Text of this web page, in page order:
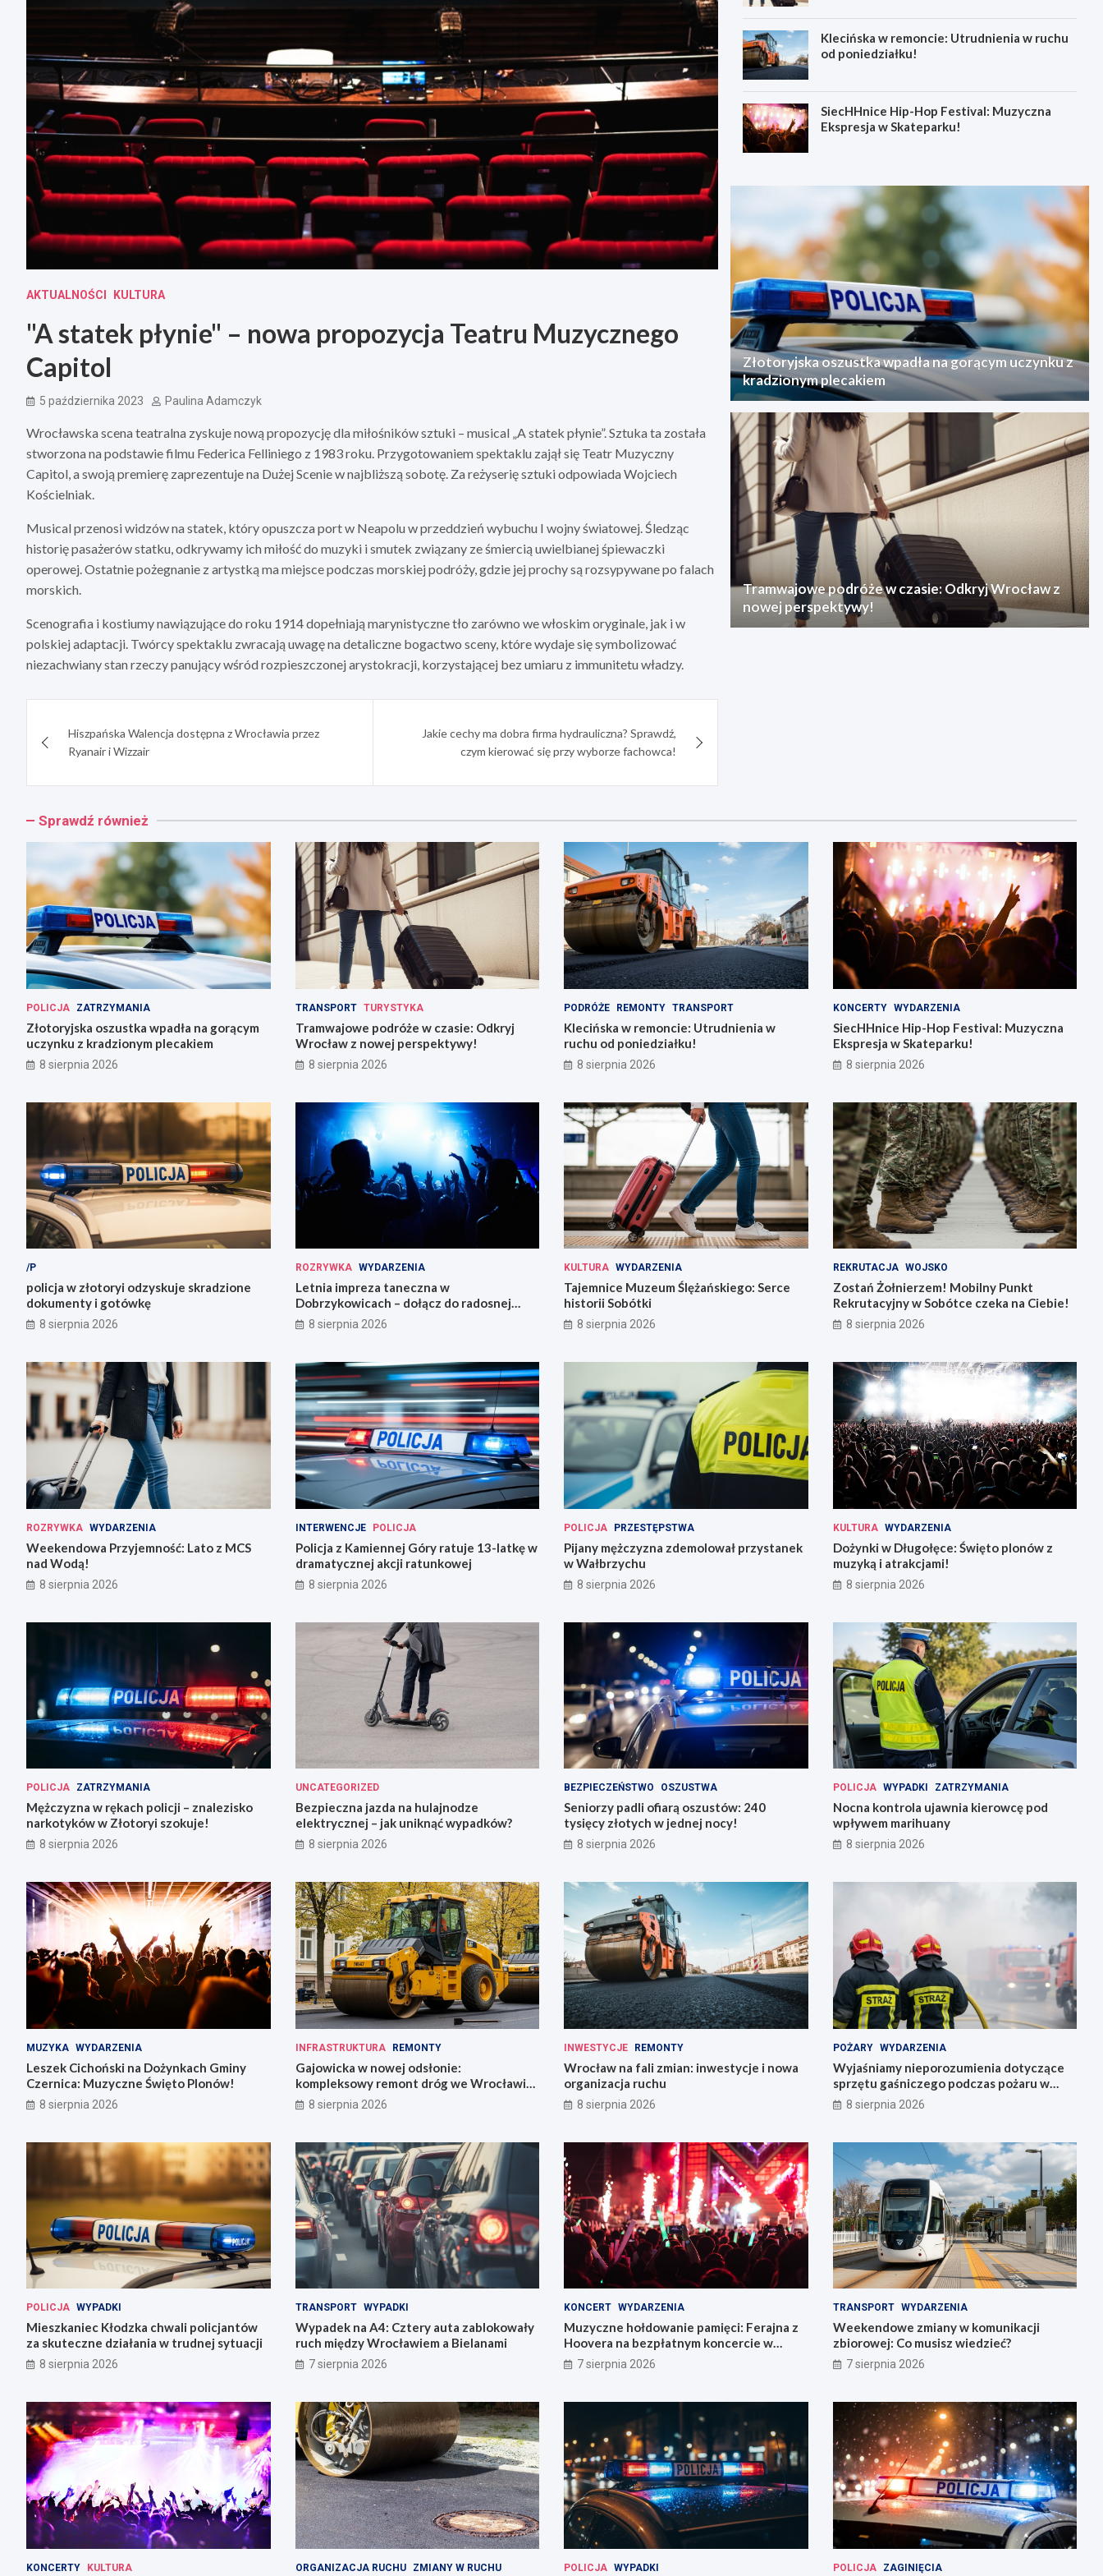
AKTUALNOŚCI KULTURA
"A statek płynie" – nowa propozycja Teatru Muzycznego
Capitol
5 października 2023 Paulina Adamczyk
Wrocławska scena teatralna zyskuje nową propozycję dla miłośników sztuki – musical „A statek płynie”. Sztuka ta została
stworzona na podstawie filmu Federica Felliniego z 1983 roku. Przygotowaniem spektaklu zajął się Teatr Muzyczny
Capitol, a swoją premierę zaprezentuje na Dużej Scenie w najbliższą sobotę. Za reżyserię sztuki odpowiada Wojciech
Kościelniak.
Musical przenosi widzów na statek, który opuszcza port w Neapolu w przeddzień wybuchu I wojny światowej. Śledząc
historię pasażerów statku, odkrywamy ich miłość do muzyki i smutek związany ze śmiercią uwielbianej śpiewaczki
operowej. Ostatnie pożegnanie z artystką ma miejsce podczas morskiej podróży, gdzie jej prochy są rozsypywane po falach
morskich.
Scenografia i kostiumy nawiązujące do roku 1914 dopełniają marynistyczne tło zarówno we włoskim oryginale, jak i w
polskiej adaptacji. Twórcy spektaklu zwracają uwagę na detaliczne bogactwo sceny, które wydaje się symbolizować
niezachwiany stan rzeczy panujący wśród rozpieszczonej arystokracji, korzystającej bez umiaru z immunitetu władzy.
wpisuHiszpańska Walencja dostępna z Wrocławia przez
Ryanair i Wizzair
Jakie cechy ma dobra firma hydrauliczna? Sprawdź,
czym kierować się przy wyborze fachowca!
Klecińska w remoncie: Utrudnienia w ruchu
od poniedziałku!
SiecHHnice Hip-Hop Festival: Muzyczna
Ekspresja w Skateparku!
Złotoryjska oszustka wpadła na gorącym uczynku z
kradzionym plecakiem
Tramwajowe podróże w czasie: Odkryj Wrocław z
nowej perspektywy!
Sprawdź również
POLICJA ZATRZYMANIA
Złotoryjska oszustka wpadła na gorącym
uczynku z kradzionym plecakiem
8 sierpnia 2026
TRANSPORT TURYSTYKA
Tramwajowe podróże w czasie: Odkryj
Wrocław z nowej perspektywy!
8 sierpnia 2026
PODRÓŻE REMONTY TRANSPORT
Klecińska w remoncie: Utrudnienia w
ruchu od poniedziałku!
8 sierpnia 2026
KONCERTY WYDARZENIA
SiecHHnice Hip-Hop Festival: Muzyczna
Ekspresja w Skateparku!
8 sierpnia 2026
/P
policja w złotoryi odzyskuje skradzione
dokumenty i gotówkę
8 sierpnia 2026
ROZRYWKA WYDARZENIA
Letnia impreza taneczna w
Dobrzykowicach – dołącz do radosnej
fety!8 sierpnia 2026
KULTURA WYDARZENIA
Tajemnice Muzeum Ślężańskiego: Serce
historii Sobótki
8 sierpnia 2026
REKRUTACJA WOJSKO
Zostań Żołnierzem! Mobilny Punkt
Rekrutacyjny w Sobótce czeka na Ciebie!
8 sierpnia 2026
ROZRYWKA WYDARZENIA
Weekendowa Przyjemność: Lato z MCS
nad Wodą!
8 sierpnia 2026
INTERWENCJE POLICJA
Policja z Kamiennej Góry ratuje 13-latkę w
dramatycznej akcji ratunkowej
8 sierpnia 2026
POLICJA PRZESTĘPSTWA
Pijany mężczyzna zdemolował przystanek
w Wałbrzychu
8 sierpnia 2026
KULTURA WYDARZENIA
Dożynki w Długołęce: Święto plonów z
muzyką i atrakcjami!
8 sierpnia 2026
POLICJA ZATRZYMANIA
Mężczyzna w rękach policji – znalezisko
narkotyków w Złotoryi szokuje!
8 sierpnia 2026
UNCATEGORIZED
Bezpieczna jazda na hulajnodze
elektrycznej – jak uniknąć wypadków?
8 sierpnia 2026
BEZPIECZEŃSTWO OSZUSTWA
Seniorzy padli ofiarą oszustów: 240
tysięcy złotych w jednej nocy!
8 sierpnia 2026
POLICJA WYPADKI ZATRZYMANIA
Nocna kontrola ujawnia kierowcę pod
wpływem marihuany
8 sierpnia 2026
MUZYKA WYDARZENIA
Leszek Cichoński na Dożynkach Gminy
Czernica: Muzyczne Święto Plonów!
8 sierpnia 2026
INFRASTRUKTURA REMONTY
Gajowicka w nowej odsłonie:
kompleksowy remont dróg we Wrocławiu
w 18 tygodni!
8 sierpnia 2026
INWESTYCJE REMONTY
Wrocław na fali zmian: inwestycje i nowa
organizacja ruchu
8 sierpnia 2026
POŻARY WYDARZENIA
Wyjaśniamy nieporozumienia dotyczące
sprzętu gaśniczego podczas pożaru w
Starym Zamku
8 sierpnia 2026
POLICJA WYPADKI
Mieszkaniec Kłodzka chwali policjantów
za skuteczne działania w trudnej sytuacji
8 sierpnia 2026
TRANSPORT WYPADKI
Wypadek na A4: Cztery auta zablokowały
ruch między Wrocławiem a Bielanami
7 sierpnia 2026
KONCERT WYDARZENIA
Muzyczne hołdowanie pamięci: Ferajna z
Hoovera na bezpłatnym koncercie w
Wrocławiu
7 sierpnia 2026
TRANSPORT WYDARZENIA
Weekendowe zmiany w komunikacji
zbiorowej: Co musisz wiedzieć?
7 sierpnia 2026
KONCERTY KULTURA ORGANIZACJA RUCHU ZMIANY W RUCHU POLICJA WYPADKI POLICJA ZAGINIĘCIA